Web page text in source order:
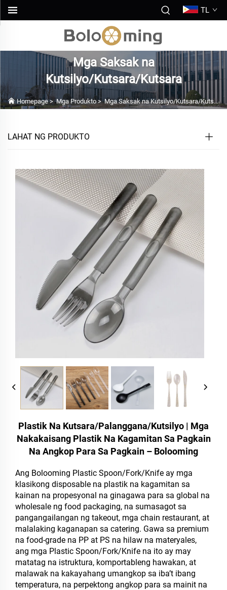
TL
Mga Saksak na
Kutsilyo/Kutsara/Kutsara
Homepage>Mga Produkto>Mga Saksak na Kutsilyo/Kutsara/Kutsara
LAHAT NG PRODUKTO
Plastik Na Kutsara/Palanggana/Kutsilyo | Mga
Nakakaisang Plastik Na Kagamitan Sa Pagkain
Na Angkop Para Sa Pagkain – Bolooming
Ang Bolooming Plastic Spoon/Fork/Knife ay mga
klasikong disposable na plastik na kagamitan sa
kainan na propesyonal na ginagawa para sa global na
wholesale ng food packaging, na sumasagot sa
pangangailangan ng takeout, mga chain restaurant, at
malalaking kaganapan sa catering. Gawa sa premium
na food-grade na PP at PS na hilaw na materyales,
ang mga Plastic Spoon/Fork/Knife na ito ay may
matatag na istruktura, komportableng hawakan, at
malawak na kakayahang umangkop sa iba’t ibang
temperatura, na perpektong angkop para sa mainit na